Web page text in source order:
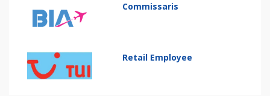
Commissaris
Retail Employee